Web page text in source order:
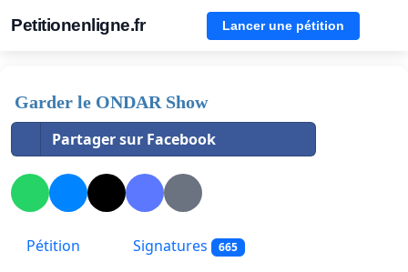
Petitionenligne.fr Lancer une pétition
Garder le ONDAR Show
Partager sur Facebook
Pétition Signatures 665